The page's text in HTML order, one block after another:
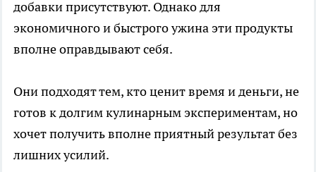
добавки присутствуют. Однако для
экономичного и быстрого ужина эти продукты
вполне оправдывают себя.
Они подходят тем, кто ценит время и деньги, не
готов к долгим кулинарным экспериментам, но
хочет получить вполне приятный результат без
лишних усилий.